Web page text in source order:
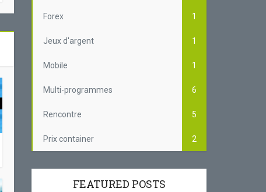
Forex 1
Jeux d'argent 1
Mobile 1
Multi-programmes 6
Rencontre 5
Prix container 2
FEATURED POSTS
Pourquoi créer une